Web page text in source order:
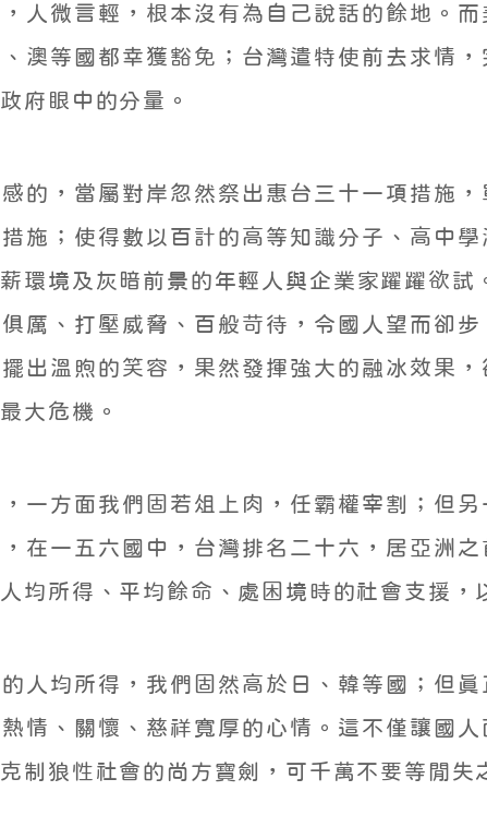
人微言輕，根本沒有為自己說話的餘地。
澳等國都幸獲豁免；台灣遣特使前去求情
府眼中的分量。
的，當屬對岸忽然祭出惠台三十一項措施
施；使得數以百計的高等知識分子、高中學
環境及灰暗前景的年輕人與企業家躍躍欲試
厲、打壓威脅、百般苛待，令國人望而卻步
出溫煦的笑容，果然發揮強大的融冰效果
大危機。
一方面我們固若俎上肉，任霸權宰割；但
，在一五六國中，台灣排名二十六，居亞洲
均所得、平均餘命、處困境時的社會支援，
人均所得，我們固然高於日、韓等國；但
情、關懷、慈祥寬厚的心情。這不僅讓國
制狼性社會的尚方寶劍，可千萬不要等閒失